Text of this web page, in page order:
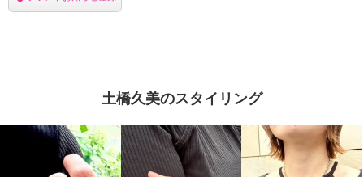
土橋久美のスタイリング